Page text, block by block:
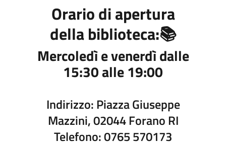
Orario di apertura
della biblioteca:📚
Mercoledì e venerdì dalle
15:30 alle 19:00
Indirizzo: Piazza Giuseppe
Mazzini, 02044 Forano RI
Telefono: 0765 570173